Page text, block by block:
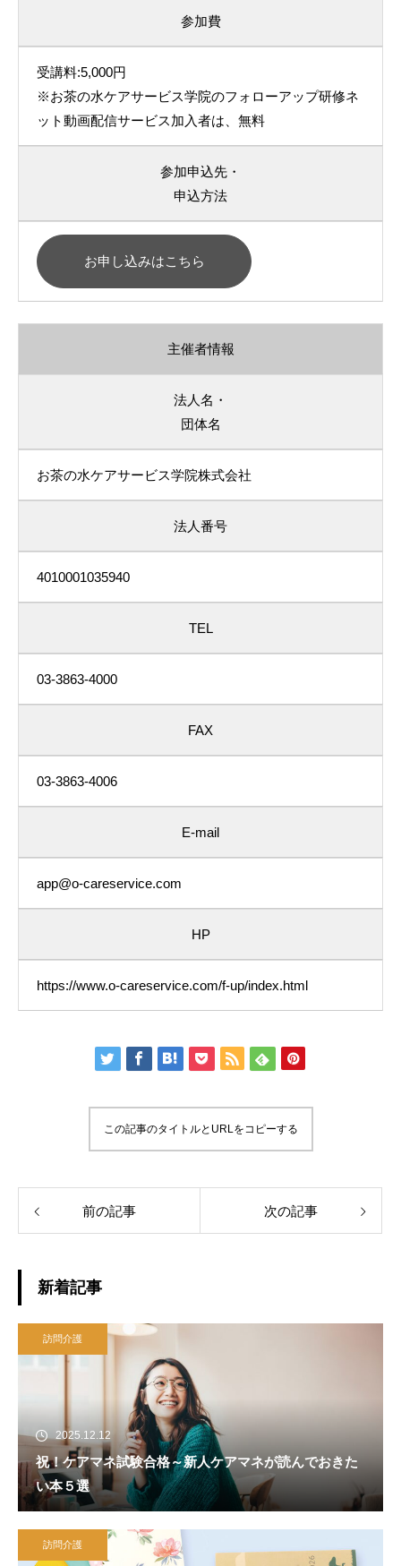
参加費
受講料:5,000円
※お茶の水ケアサービス学院のフォローアップ研修ネ
ット動画配信サービス加入者は、無料
参加申込先・
申込方法
お申し込みはこちら
主催者情報
法人名・
団体名
お茶の水ケアサービス学院株式会社
法人番号
4010001035940
TEL
03-3863-4000
FAX
03-3863-4006
E-mail
app@o-careservice.com
HP
https://www.o-careservice.com/f-up/index.html
この記事のタイトルとURLをコピーする
前の記事 次の記事
新着記事
訪問介護
2025.12.12
祝！ケアマネ試験合格～新人ケアマネが読んでおきた
い本５選
訪問介護